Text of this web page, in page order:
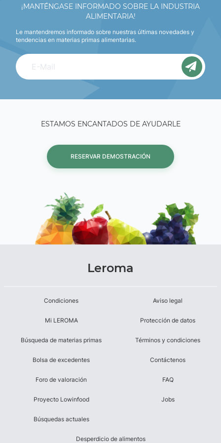
¡MANTÉNGASE INFORMADO SOBRE LA INDUSTRIA
ALIMENTARIA!
Le mantendremos informado sobre nuestras últimas novedades y
tendencias en materias primas alimentarias.
ESTAMOS ENCANTADOS DE AYUDARLE
RESERVAR DEMOSTRACIÓN
Leroma
Condiciones
Mi LEROMA
Búsqueda de materias primas
Bolsa de excedentes
Foro de valoración
Proyecto Lowinfood
Búsquedas actuales
Aviso legal
Protección de datos
Términos y condiciones
Contáctenos
FAQ
Jobs
Desperdicio de alimentos